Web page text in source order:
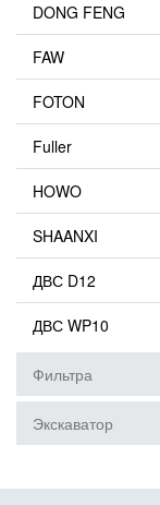
DONG FENG
FAW
FOTON
Fuller
HOWO
SHAANXI
ДВС D12
ДВС WP10
Фильтра
Экскаватор